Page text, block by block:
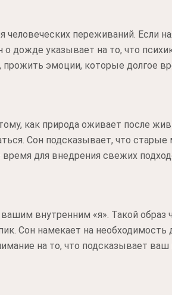
переживаний. Если
дожде указывает на то, что
прожить эмоции, которые долгое
как природа оживает после
Сон подсказывает, что
время для внедрения свежих
внутренним «я». Такой
Сон намекает на
на то, что подсказывает ваш